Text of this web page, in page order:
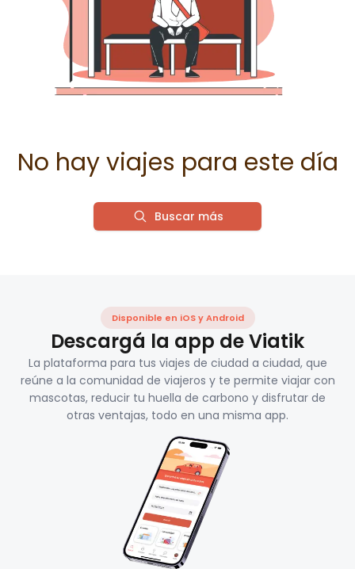
No hay viajes para este día
Buscar más
Disponible en iOS y Android
Descargá la app de Viatik
La plataforma para tus viajes de ciudad a ciudad, que
reúne a la comunidad de viajeros y te permite viajar con
mascotas, reducir tu huella de carbono y disfrutar de
otras ventajas, todo en una misma app.